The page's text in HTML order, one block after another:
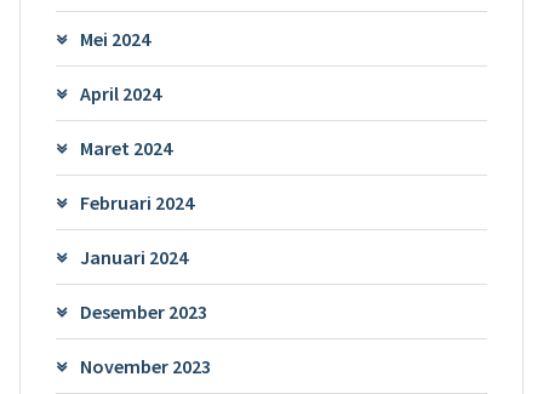
Mei 2024
April 2024
Maret 2024
Februari 2024
Januari 2024
Desember 2023
November 2023